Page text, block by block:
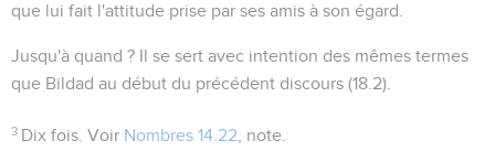
que lui fait l'attitude prise par ses amis à son égard.
Jusqu'à quand ? Il se sert avec intention des mêmes termes
que Bildad au début du précédent discours (18.2).
3 Dix fois . Voir Nombres 14.22 , note.